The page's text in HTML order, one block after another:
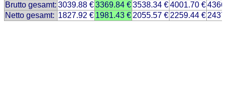
Brutto gesamt: 3039.88 €3369.84 €3538.34 €4001.70 €
Netto gesamt: 1827.92 € 1981.43 € 2055.57 € 2259.44 €